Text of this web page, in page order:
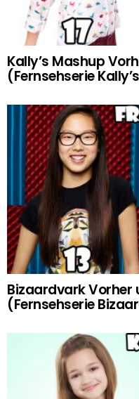
Kally’s Mashup
(Fernsehserie
Bizaardvark Vorher
(Fernsehserie